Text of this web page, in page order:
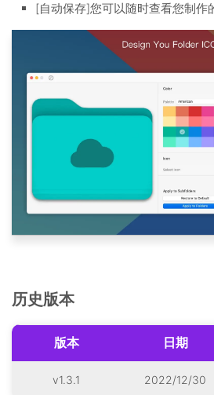
[自动保存]您可以随时查看您制作
历史版本
版本 日期
v1.3.1 2022/12/30